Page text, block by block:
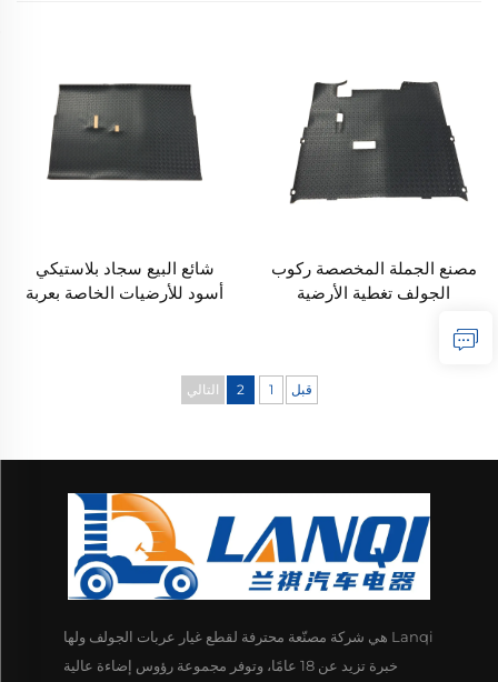
مصنع الجملة المخصصة ركوب
الجولف تغطية الأرضية
الماس المạتة لـ EZ-GO TXT
شائع البيع سجاد بلاستيكي
أسود للأرضيات الخاصة بعربة
قبل 1
2 التالي
Lanqi هي شركة مصنّعة محترفة لقطع غيار عربات الجولف ولها
خبرة تزيد عن 18 عامًا، وتوفر مجموعة رؤوس إضاءة عالية